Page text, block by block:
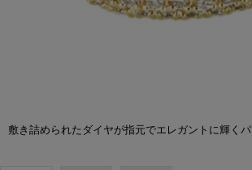
敷き詰められたダイヤが指元でエレガントに輝く